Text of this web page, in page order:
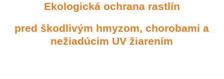
Ekologická ochrana rastlín
pred škodlivým hmyzom, chorobami a
nežiadúcim UV žiarením